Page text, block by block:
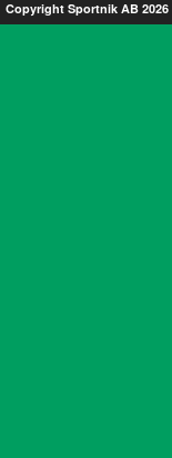
Copyright Sportnik AB 2026